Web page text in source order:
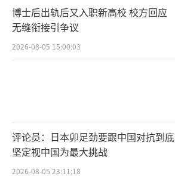
博士后出轨后又入职新高校 校方回应
无缝衔接引争议
2026-08-05 15:00:03
评论员：日本卯足劲要跟中国对抗到底
坚定视中国为最大挑战
2026-08-05 23:11:18